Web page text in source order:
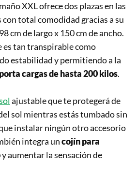
XXL ofrece dos plazas en las
total comodidad gracias a su
cm de largo x 150 cm de ancho.
es tan transpirable como
estabilidad y permitiendo a la
cargas de hasta 200 kilos.
ajustable que te protegerá de
sol mientras estás tumbado sin
instalar ningún otro accesorio
integra uncojín para
y aumentar la sensación de